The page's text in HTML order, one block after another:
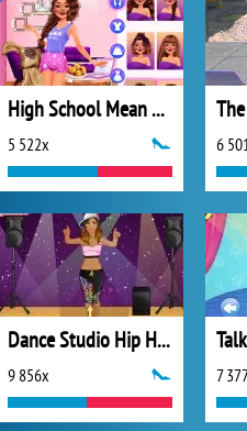
High School Mean Girls
5 522x 6
Dance Studio Hip Hop
9 856x 7